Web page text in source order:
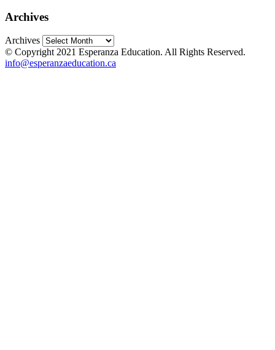
Archives
Archives
© Copyright 2021 Esperanza Education. All Rights Reserved.
info@esperanzaeducation.ca